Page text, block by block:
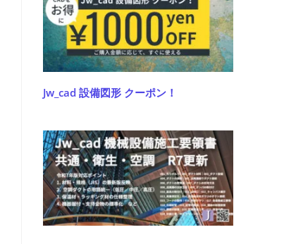
Jw_cad 設備図形 クーポン！